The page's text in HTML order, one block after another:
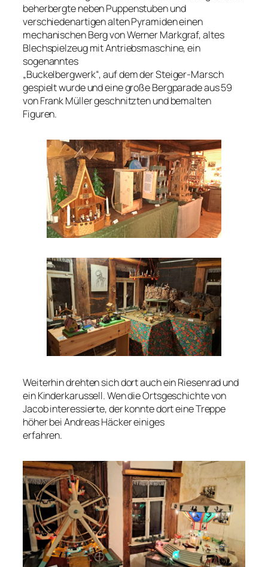
beherbergte neben Puppenstuben und
verschiedenartigen alten Pyramiden einen
mechanischen Berg von Werner Markgraf, altes
Blechspielzeug mit Antriebsmaschine, ein
sogenanntes
„Buckelbergwerk“, auf dem der Steiger-Marsch
gespielt wurde und eine große Bergparade aus 59
von Frank Müller geschnitzten und bemalten
Figuren.
Weiterhin drehten sich dort auch ein Riesenrad und
ein Kinderkarussell. Wen die Ortsgeschichte von
Jacob interessierte, der konnte dort eine Treppe
höher bei Andreas Häcker einiges
erfahren.